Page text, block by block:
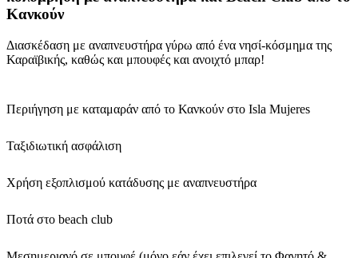
Κανκούν
Διασκέδαση με αναπνευστήρα γύρω από ένα νησί-κόσμημα της
Καραϊβικής, καθώς και μπουφές και ανοιχτό μπαρ!
Περιήγηση με καταμαράν από το Κανκούν στο Isla Mujeres
Ταξιδιωτική ασφάλιση
Χρήση εξοπλισμού κατάδυσης με αναπνευστήρα
Ποτά στο beach club